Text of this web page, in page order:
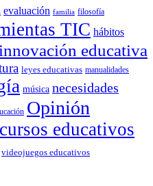
evaluación familia filosofía
TIC hábitos
innovación educativa
leyes educativas manualidades
música necesidades
Opinión
educativos
videojuegos educativos